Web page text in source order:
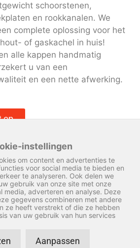
schoorstenen,
en rookkanalen. We
complete oplossing voor het
of gaskachel in huis!
alle kappen handmatig
u van een
en een nette afwerking.
op
instellingen
om content en advertenties te
voor social media te bieden en
te analyseren. Ook delen we
gebruik van onze site met onze
media, adverteren en analyse. Deze
gegevens combineren met andere
ze heeft verstrekt of die ze hebben
van uw gebruik van hun services
Aanpassen